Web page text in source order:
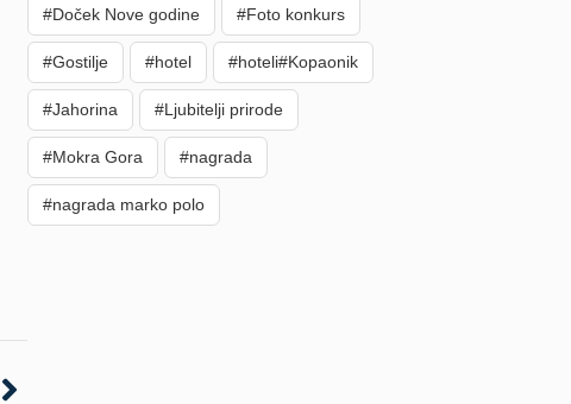
#Doček Nove godine #Foto konkurs
#Gostilje #hotel #hoteli#Kopaonik
#Jahorina #Ljubitelji prirode
#Mokra Gora #nagrada
#nagrada marko polo